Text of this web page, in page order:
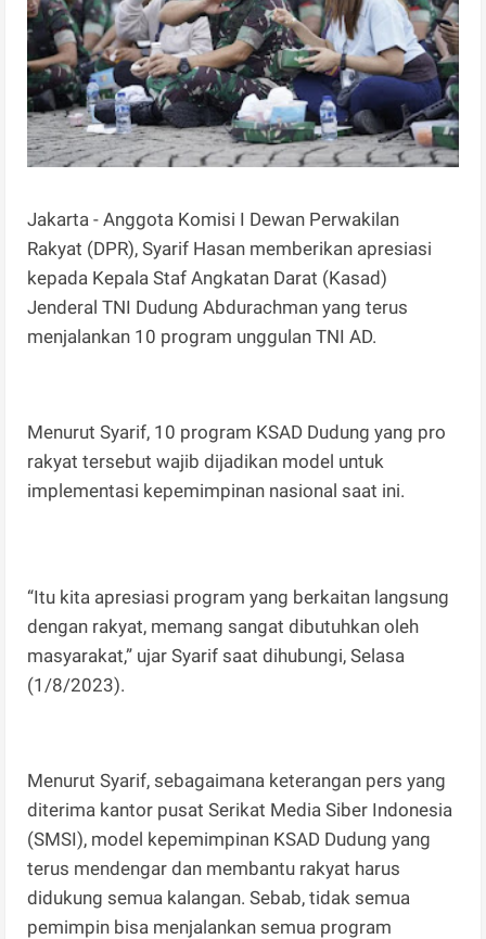
Jakarta - Anggota Komisi I Dewan Perwakilan
Rakyat (DPR), Syarif Hasan memberikan apresiasi
kepada Kepala Staf Angkatan Darat (Kasad)
Jenderal TNI Dudung Abdurachman yang terus
menjalankan 10 program unggulan TNI AD.
Menurut Syarif, 10 program KSAD Dudung yang pro
rakyat tersebut wajib dijadikan model untuk
implementasi kepemimpinan nasional saat ini.
“Itu kita apresiasi program yang berkaitan langsung
dengan rakyat, memang sangat dibutuhkan oleh
masyarakat,” ujar Syarif saat dihubungi, Selasa
(1/8/2023).
Menurut Syarif, sebagaimana keterangan pers yang
diterima kantor pusat Serikat Media Siber Indonesia
(SMSI), model kepemimpinan KSAD Dudung yang
terus mendengar dan membantu rakyat harus
didukung semua kalangan. Sebab, tidak semua
pemimpin bisa menjalankan semua program